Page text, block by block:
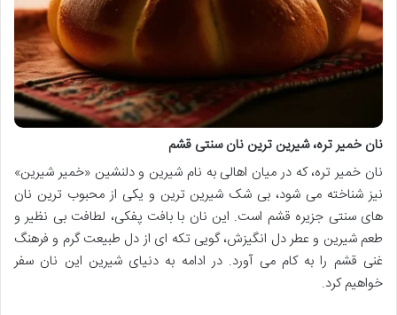
نان خمیر تره، شیرین ترین نان سنتی قشم
نان خمیر تره، که در میان اهالی به نام شیرین و دلنشین «خمیر شیرین»
نیز شناخته می شود، بی شک شیرین ترین و یکی از محبوب ترین نان
های سنتی جزیره قشم است. این نان با بافت پفکی، لطافت بی نظیر و
طعم شیرین و عطر دل انگیزش، گویی تکه ای از دل طبیعت گرم و فرهنگ
غنی قشم را به کام می آورد. در ادامه به دنیای شیرین این نان سفر
خواهیم کرد.